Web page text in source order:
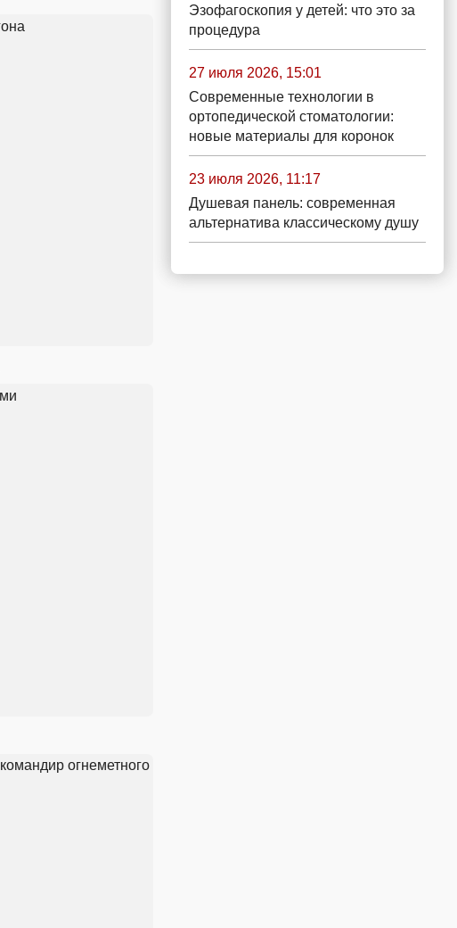
Эзофагоскопия у детей: что это за
процедура
27 июля 2026, 15:01
Современные технологии в
ортопедической стоматологии:
новые материалы для коронок
23 июля 2026, 11:17
Душевая панель: современная
альтернатива классическому душу